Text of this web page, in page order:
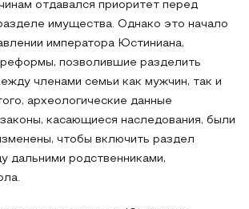
отдавался приоритет перед
имущества. Однако это начало
императора Юстиниана,
позволившие разделить
членами семьи как мужчин, так и
археологические данные
касающиеся наследования, были
чтобы включить раздел
дальними родственниками,